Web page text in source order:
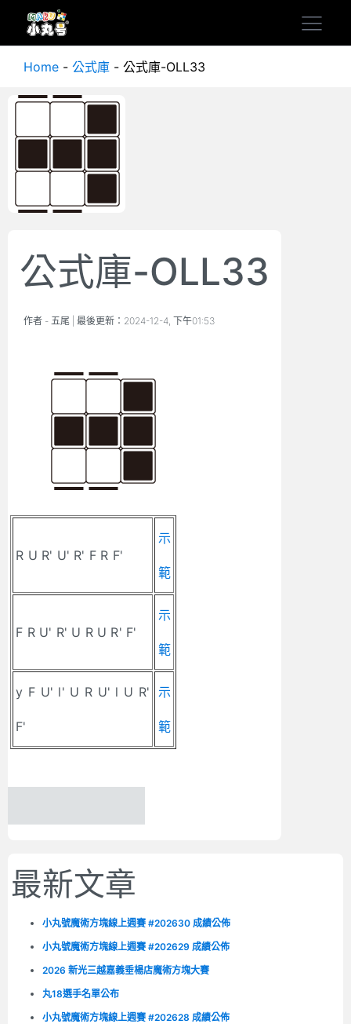
Home - 公式庫 - 公式庫-OLL33
公式庫-OLL33
作者 - 五尾 | 最後更新： 2024-12-4, 下午01:53
R U R' U' R' F R F'
示
範
F R U' R' U R U R' F'
示
範
y F U' l' U R U' l U R'
F'
示
範
最新文章
小丸號魔術方塊線上週賽 #202630 成績公佈
小丸號魔術方塊線上週賽 #202629 成績公佈
2026 新光三越嘉義垂楊店魔術方塊大賽
丸18選手名單公布
小丸號魔術方塊線上週賽 #202628 成績公佈